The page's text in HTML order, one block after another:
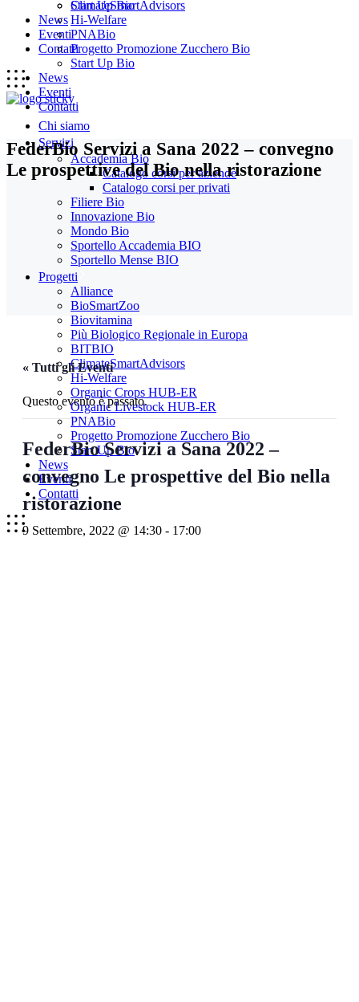
Start Up Bio
News
Eventi
Contatti
Chi siamo
Servizi
Accademia Bio
Catalogo corsi per aziende
Catalogo corsi per privati
Filiere Bio
Innovazione Bio
Mondo Bio
Sportello Accademia BIO
Sportello Mense BIO
Progetti
Alliance
BioSmartZoo
Biovitamina
Più Biologico Regionale in Europa
BITBIO
ClimateSmartAdvisors
Hi-Welfare
Organic Crops HUB-ER
Organic Livestock HUB-ER
PNABio
Progetto Promozione Zucchero Bio
Start Up Bio
News
Eventi
Contatti
ClimateSmartAdvisors
Hi-Welfare
PNABio
Progetto Promozione Zucchero Bio
Start Up Bio
News
Eventi
Contatti
FederBio Servizi a Sana 2022 – convegno
Le prospettive del Bio nella ristorazione
« Tutti gli Eventi
Questo evento è passato.
FederBio Servizi a Sana 2022 –
convegno Le prospettive del Bio nella
ristorazione
9 Settembre, 2022 @ 14:30 - 17:00